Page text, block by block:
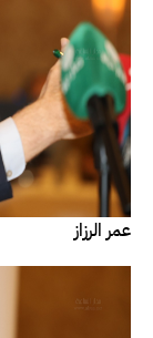
عمر الرزاز